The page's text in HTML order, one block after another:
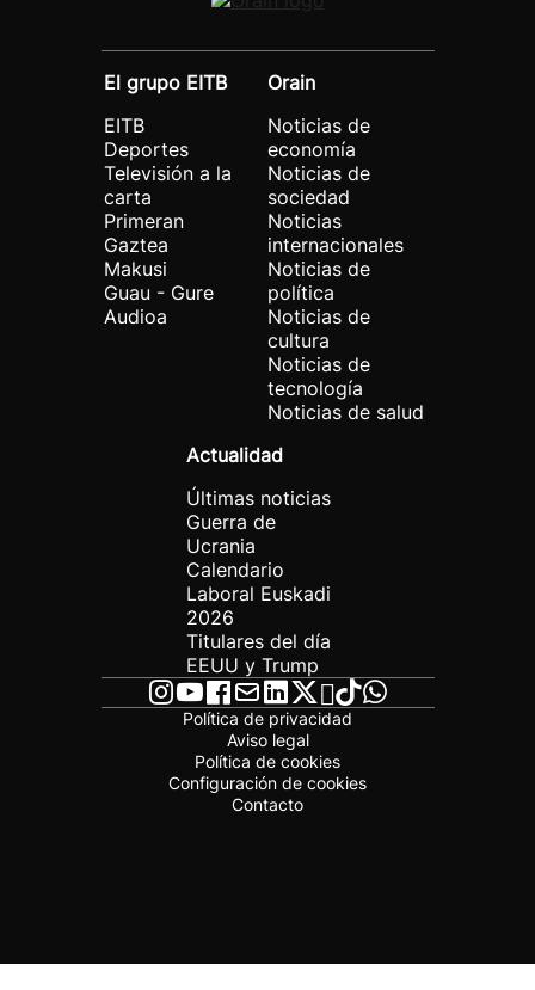
El grupo EITB
EITB
Deportes
Televisión a la
carta
Primeran
Gaztea
Makusi
Guau - Gure
Audioa
Orain
Noticias de
economía
Noticias de
sociedad
Noticias
internacionales
Noticias de
política
Noticias de
cultura
Noticias de
tecnología
Noticias de salud
Actualidad
Últimas noticias
Guerra de
Ucrania
Calendario
Laboral Euskadi
2026
Titulares del día
EEUU y Trump
Política de privacidad
Aviso legal
Política de cookies
Configuración de cookies
Contacto